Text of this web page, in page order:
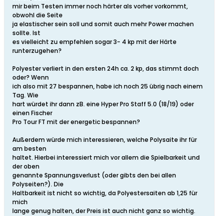
mir beim Testen immer noch härter als vorher vorkommt,
obwohl die Seite
ja elastischer sein soll und somit auch mehr Power machen
sollte. Ist
es vielleicht zu empfehlen sogar 3- 4 kp mit der Härte
runterzugehen?
Polyester verliert in den ersten 24h ca. 2 kp, das stimmt doch
oder? Wenn
ich also mit 27 bespannen, habe ich noch 25 übrig nach einem
Tag. Wie
hart würdet ihr dann zB. eine Hyper Pro Staff 5.0 (18/19) oder
einen Fischer
Pro Tour FT mit der energetic bespannen?
Außerdem würde mich interessieren, welche Polysaite ihr für
am besten
haltet. Hierbei interessiert mich vor allem die Spielbarkeit und
der oben
genannte Spannungsverlust (oder gibts den bei allen
Polyseiten?). Die
Haltbarkeit ist nicht so wichtig, da Polyestersaiten ab 1,25 für
mich
lange genug halten, der Preis ist auch nicht ganz so wichtig.